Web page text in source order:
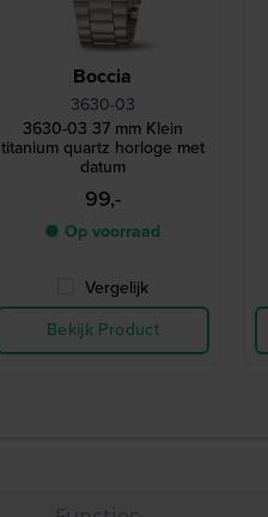
Boccia
3630-03
3630-03 37 mm Klein
titanium quartz horloge met
datum
99,-
● Op voorraad
Vergelijk
Bekijk Product